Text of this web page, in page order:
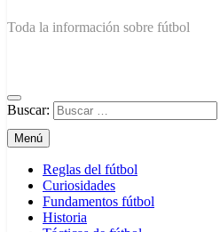
Toda la información sobre fútbol
Buscar:
Menú
Reglas del fútbol
Curiosidades
Fundamentos fútbol
Historia